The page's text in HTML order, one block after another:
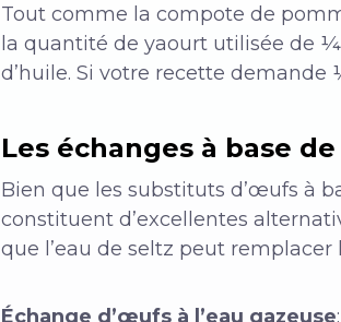
Tout comme la compote de
la quantité de yaourt utilisée de
d’huile. Si votre recette
Les échanges à base
Bien que les substituts d’œufs à
constituent d’excellentes
que l’eau de seltz peut remplacer
Échange d’œufs à l’eau gazeuse